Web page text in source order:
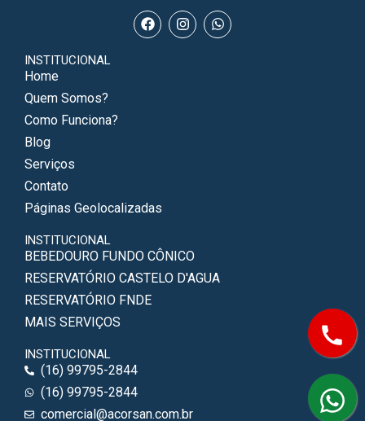
INSTITUCIONAL
Home
Quem Somos?
Como Funciona?
Blog
Serviços
Contato
Páginas Geolocalizadas
INSTITUCIONAL
BEBEDOURO FUNDO CÔNICO
RESERVATÓRIO CASTELO D'AGUA
RESERVATÓRIO FNDE
MAIS SERVIÇOS
INSTITUCIONAL
(16) 99795-2844
(16) 99795-2844
comercial@acorsan.com.br